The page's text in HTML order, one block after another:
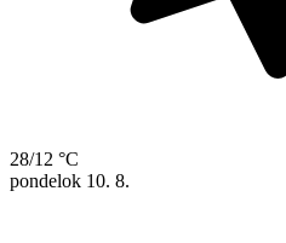
28/12 °C
pondelok 10. 8.